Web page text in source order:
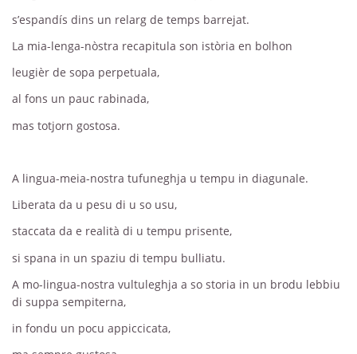
s’espandís dins un relarg de temps barrejat.
La mia-lenga-nòstra recapitula son istòria en bolhon
leugièr de sopa perpetuala,
al fons un pauc rabinada,
mas totjorn gostosa.
A lingua-meia-nostra tufuneghja u tempu in diagunale.
Liberata da u pesu di u so usu,
staccata da e realità di u tempu prisente,
si spana in un spaziu di tempu bulliatu.
A mo-lingua-nostra vultuleghja a so storia in un brodu lebbiu
di suppa sempiterna,
in fondu un pocu appiccicata,